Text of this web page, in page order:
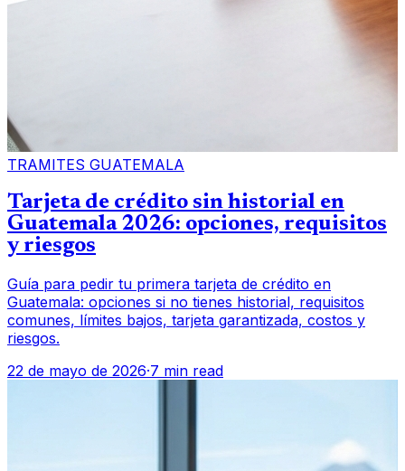
TRAMITES GUATEMALA
Tarjeta de crédito sin historial en
Guatemala 2026: opciones, requisitos
y riesgos
Guía para pedir tu primera tarjeta de crédito en
Guatemala: opciones si no tienes historial, requisitos
comunes, límites bajos, tarjeta garantizada, costos y
riesgos.
22 de mayo de 2026·7 min read